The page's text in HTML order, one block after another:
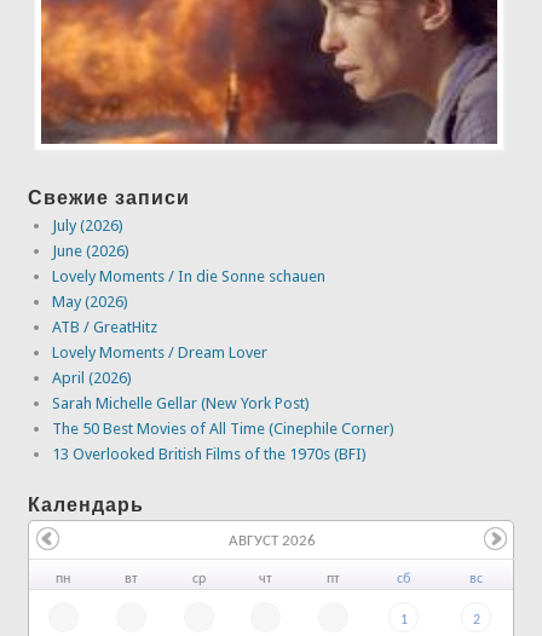
Свежие записи
July (2026)
June (2026)
Lovely Moments / In die Sonne schauen
May (2026)
ATB / GreatHitz
Lovely Moments / Dream Lover
April (2026)
Sarah Michelle Gellar (New York Post)
The 50 Best Movies of All Time (Cinephile Corner)
13 Overlooked British Films of the 1970s (BFI)
Календарь
пн вт ср чт пт сб вс
1 2
АВГУСТ 2026